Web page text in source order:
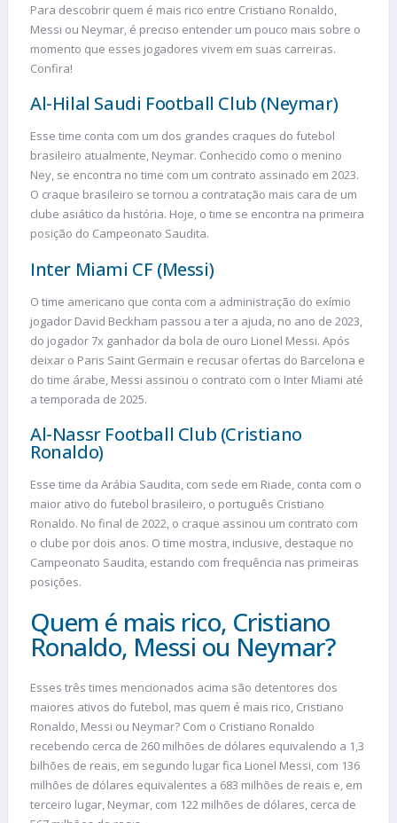
Para descobrir quem é mais rico entre Cristiano Ronaldo,
Messi ou Neymar, é preciso entender um pouco mais sobre o
momento que esses jogadores vivem em suas carreiras.
Confira!
Al-Hilal Saudi Football Club (Neymar)
Esse time conta com um dos grandes craques do futebol
brasileiro atualmente, Neymar. Conhecido como o menino
Ney, se encontra no time com um contrato assinado em 2023.
O craque brasileiro se tornou a contratação mais cara de um
clube asiático da história. Hoje, o time se encontra na primeira
posição do Campeonato Saudita.
Inter Miami CF (Messi)
O time americano que conta com a administração do exímio
jogador David Beckham passou a ter a ajuda, no ano de 2023,
do jogador 7x ganhador da bola de ouro Lionel Messi. Após
deixar o Paris Saint Germain e recusar ofertas do Barcelona e
do time árabe, Messi assinou o contrato com o Inter Miami até
a temporada de 2025.
Al-Nassr Football Club (Cristiano
Ronaldo)
Esse time da Arábia Saudita, com sede em Riade, conta com o
maior ativo do futebol brasileiro, o português Cristiano
Ronaldo. No final de 2022, o craque assinou um contrato com
o clube por dois anos. O time mostra, inclusive, destaque no
Campeonato Saudita, estando com frequência nas primeiras
posições.
Quem é mais rico, Cristiano
Ronaldo, Messi ou Neymar?
Esses três times mencionados acima são detentores dos
maiores ativos do futebol, mas quem é mais rico, Cristiano
Ronaldo, Messi ou Neymar? Com o Cristiano Ronaldo
recebendo cerca de 260 milhões de dólares equivalendo a 1,3
bilhões de reais, em segundo lugar fica Lionel Messi, com 136
milhões de dólares equivalentes a 683 milhões de reais e, em
terceiro lugar, Neymar, com 122 milhões de dólares, cerca de